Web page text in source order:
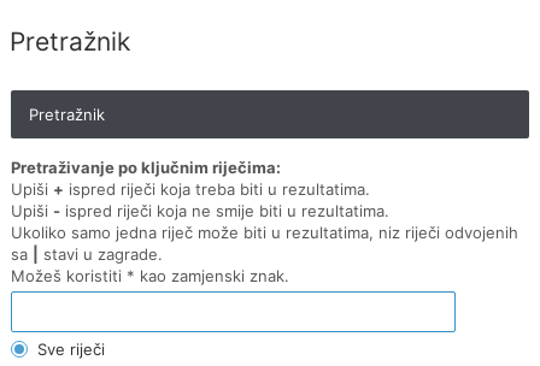
Pretražnik
Pretražnik
Pretraživanje po ključnim riječima:
Upiši + ispred riječi koja treba biti u rezultatima.
Upiši - ispred riječi koja ne smije biti u rezultatima.
Ukoliko samo jedna riječ može biti u rezultatima, niz riječi odvojenih
sa
stavi u zagrade.
Možeš koristiti * kao zamjenski znak.
Sve riječi